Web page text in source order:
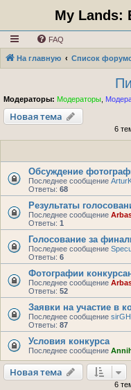
My Lands:
FAQ
На главную Список
Модераторы: Модераторы
Новая тема
6
Обсуждение
Последнее сообщение
Ответы: 68
Результаты
Последнее сообщение
Ответы: 1
Голосование за
Последнее сообщение
Ответы: 6
Фотографии
Последнее сообщение
Ответы: 52
Заявки на участие в
Последнее сообщение
Ответы: 87
Условия конкурса
Последнее сообщение
Новая тема
6